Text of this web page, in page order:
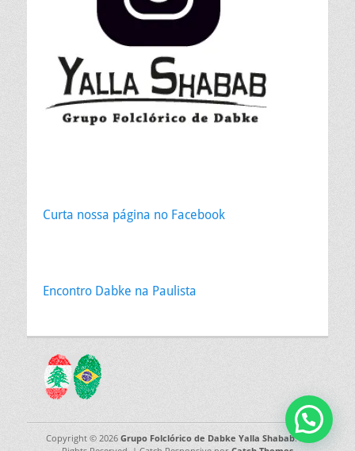
Curta nossa página no Facebook
Encontro Dabke na Paulista
Copyright © 2026 Grupo Folclórico de Dabke Yalla Shabab. All